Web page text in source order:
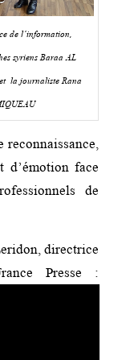
de l’information,
syriens Baraa AL
la journaliste Rana
reconnaissance,
d’émotion face
de
directrice
Presse :